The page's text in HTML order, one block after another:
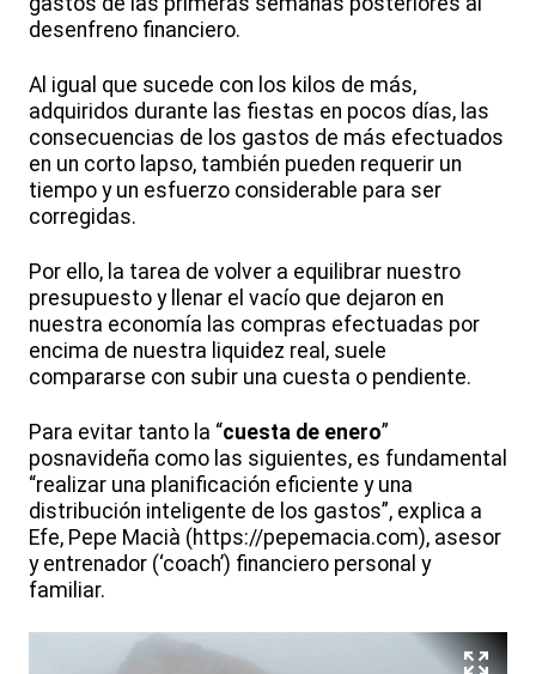
desenfreno financiero.
Al igual que sucede con los kilos de más,
adquiridos durante las fiestas en pocos días, las
consecuencias de los gastos de más efectuados
en un corto lapso, también pueden requerir un
tiempo y un esfuerzo considerable para ser
corregidas.
Por ello, la tarea de volver a equilibrar nuestro
presupuesto y llenar el vacío que dejaron en
nuestra economía las compras efectuadas por
encima de nuestra liquidez real, suele
compararse con subir una cuesta o pendiente.
Para evitar tanto la “cuesta de enero”
posnavideña como las siguientes, es fundamental
“realizar una planificación eficiente y una
distribución inteligente de los gastos”, explica a
Efe, Pepe Macià (https://pepemacia.com), asesor
y entrenador (‘coach’) financiero personal y
familiar.